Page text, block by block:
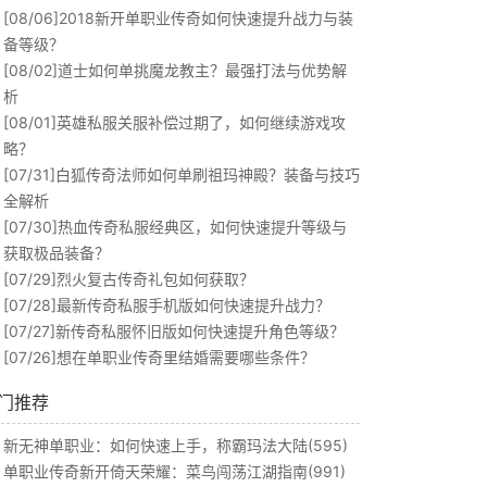
[08/06]2018新开单职业传奇如何快速提升战力与装
备等级？
[08/02]道士如何单挑魔龙教主？最强打法与优势解
析
[08/01]英雄私服关服补偿过期了，如何继续游戏攻
略？
[07/31]白狐传奇法师如何单刷祖玛神殿？装备与技巧
全解析
[07/30]热血传奇私服经典区，如何快速提升等级与
获取极品装备？
[07/29]烈火复古传奇礼包如何获取？
[07/28]最新传奇私服手机版如何快速提升战力？
[07/27]新传奇私服怀旧版如何快速提升角色等级？
[07/26]想在单职业传奇里结婚需要哪些条件？
推荐
新无神单职业：如何快速上手，称霸玛法大陆(595)
单职业传奇新开倚天荣耀：菜鸟闯荡江湖指南(991)